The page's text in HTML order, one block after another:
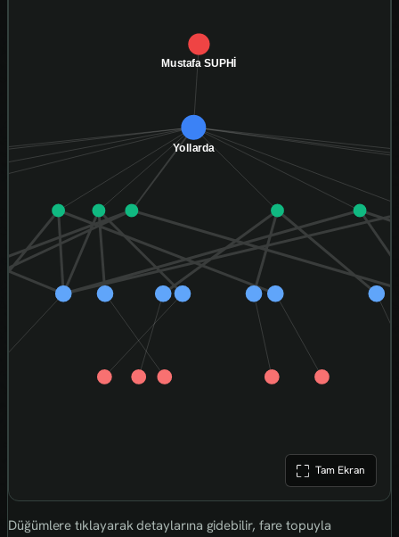
Tam Ekran
Düğümlere tıklayarak detaylarına gidebilir, fare topuyla